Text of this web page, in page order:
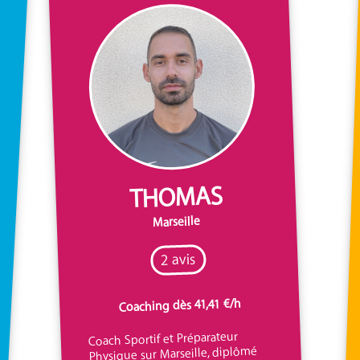
THOMAS
Marseille
2 avis
Coaching dès 41,41 €/h
Coach Sportif et Préparateur
Physique sur Marseille, diplômé